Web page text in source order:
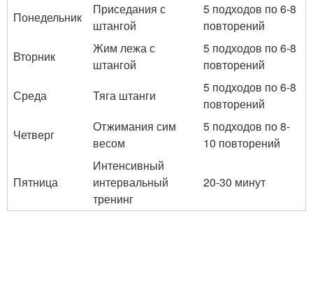
Понедельник
Приседания с
штангой
5 подходов по 6-8
повторений
Вторник
Жим лежа с
штангой
5 подходов по 6-8
повторений
Среда
Тяга штанги
5 подходов по 6-8
повторений
Четверг
Отжимания сим
весом
5 подходов по 8-
10 повторений
Пятница
Интенсивный
интервальный
тренинг
20-30 минут